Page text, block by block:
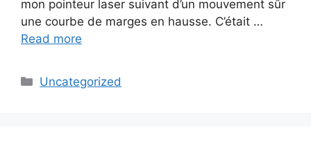
mon pointeur laser suivant d’un mouvement sûr
une courbe de marges en hausse. C’était …
Read more
Categories
Uncategorized